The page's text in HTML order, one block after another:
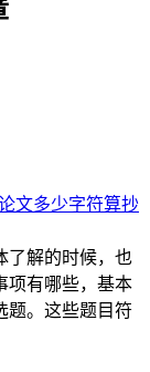
文多少字符算抄
了解的时候，也
项有哪些，基本
题。这些题目符